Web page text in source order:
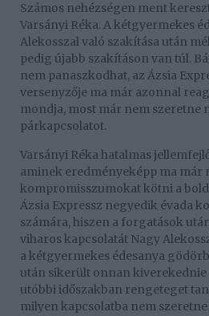
Számos nehézségen ment
Varsányi Réka. A kétgyermekes
Alekosszal való szakítása után
pedig újabb szakításon van túl.
nem panaszkodhat, az Ázsia
versenyzője ma már azonnal
mondja, most már nem szeretne
párkapcsolatot.
Varsányi Réka hatalmas
aminek eredményeképp ma már
kompromisszumokat kötni a
Ázsia Expressz negyedik évada
számára, hiszen a forgatások
viharos kapcsolatát Nagy
a kétgyermekes édesanya
után sikerült onnan kiverekednie
utóbbi időszakban rengeteget
milyen kapcsolatba nem